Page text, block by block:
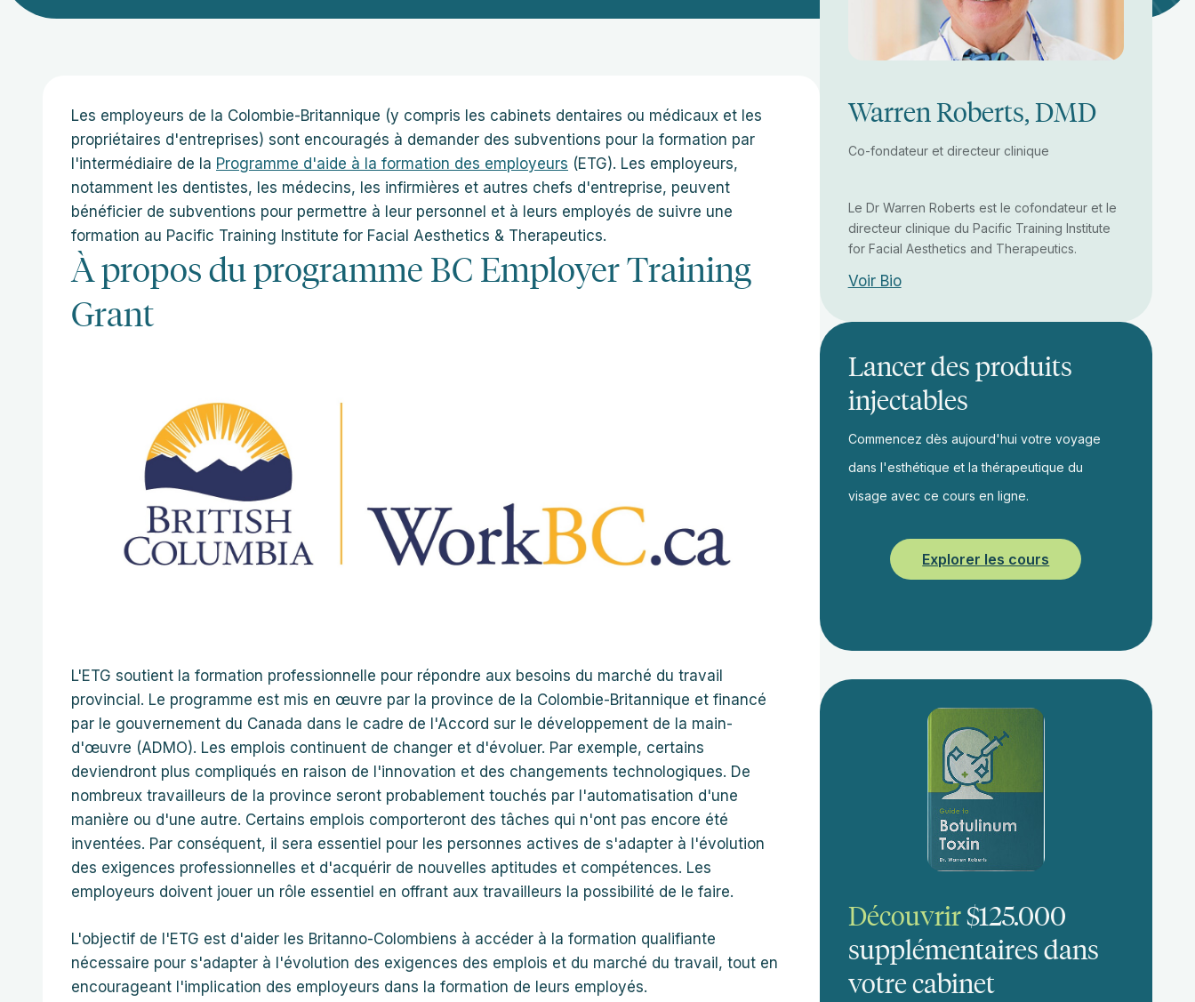
Les employeurs de la Colombie-Britannique (y compris les cabinets dentaires ou médicaux et les
propriétaires d'entreprises) sont encouragés à demander des subventions pour la formation par
l'intermédiaire de la Programme d'aide à la formation des employeurs (ETG). Les employeurs,
notamment les dentistes, les médecins, les infirmières et autres chefs d'entreprise, peuvent
bénéficier de subventions pour permettre à leur personnel et à leurs employés de suivre une
formation au Pacific Training Institute for Facial Aesthetics & Therapeutics.
À propos du programme BC Employer Training
Grant
L'ETG soutient la formation professionnelle pour répondre aux besoins du marché du travail
provincial. Le programme est mis en œuvre par la province de la Colombie-Britannique et financé
par le gouvernement du Canada dans le cadre de l'Accord sur le développement de la main-
d'œuvre (ADMO). Les emplois continuent de changer et d'évoluer. Par exemple, certains
deviendront plus compliqués en raison de l'innovation et des changements technologiques. De
nombreux travailleurs de la province seront probablement touchés par l'automatisation d'une
manière ou d'une autre. Certains emplois comporteront des tâches qui n'ont pas encore été
inventées. Par conséquent, il sera essentiel pour les personnes actives de s'adapter à l'évolution
des exigences professionnelles et d'acquérir de nouvelles aptitudes et compétences. Les
employeurs doivent jouer un rôle essentiel en offrant aux travailleurs la possibilité de le faire.
L'objectif de l'ETG est d'aider les Britanno-Colombiens à accéder à la formation qualifiante
nécessaire pour s'adapter à l'évolution des exigences des emplois et du marché du travail, tout en
encourageant l'implication des employeurs dans la formation de leurs employés.
Warren Roberts, DMD
Co-fondateur et directeur clinique
Le Dr Warren Roberts est le cofondateur et le
directeur clinique du Pacific Training Institute
for Facial Aesthetics and Therapeutics.
Voir Bio
Lancer des produits
injectables
Commencez dès aujourd'hui votre voyage
dans l'esthétique et la thérapeutique du
visage avec ce cours en ligne.
Explorer les cours
Découvrir$125.000
supplémentaires dans
votre cabinet